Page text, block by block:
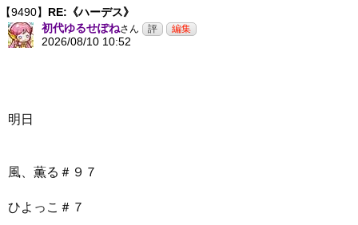
【9490】 RE:《ハーデス》
初代ゆるせぽねさん
2026/08/10 10:52
明日
風、薫る＃９７
ひよっこ＃７